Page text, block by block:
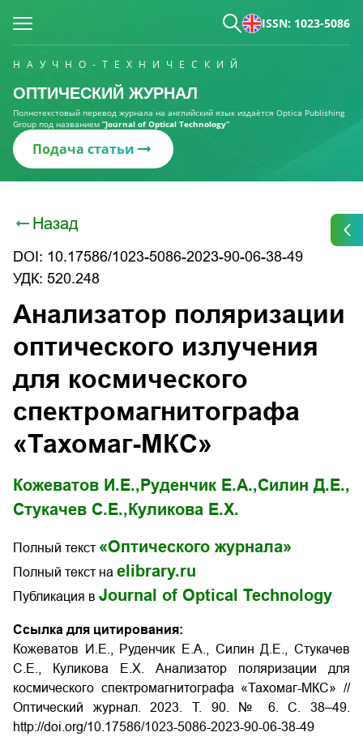
ISSN: 1023-5086
НАУЧНО-ТЕХНИЧЕСКИЙ
ОПТИЧЕСКИЙ ЖУРНАЛ
Полнотекстовый перевод журнала на английский язык издаётся Optica Publishing
Group под названием “Journal of Optical Technology“
Подача статьи
Назад
DOI: 10.17586/1023-5086-2023-90-06-38-49
УДК: 520.248
Анализатор поляризации
оптического излучения
для космического
спектромагнитографа
«Тахомаг-МКС»
Кожеватов И.Е., Руденчик Е.А.,Силин Д.Е.,
Стукачев С.Е., Куликова Е.Х.
Полный текст «Оптического журнала»
Полный текст на elibrary.ru
Публикация в Journal of Optical Technology
Ссылка для цитирования:
Кожеватов И.Е., Руденчик Е.А., Силин Д.Е., Стукачев
С.Е., Куликова Е.Х. Анализатор поляризации для
космического спектромагнитографа «Тахомаг-МКС» //
Оптический журнал. 2023. Т. 90. № 6. С. 38–49.
http://doi.org/10.17586/1023-5086-2023-90-06-38-49